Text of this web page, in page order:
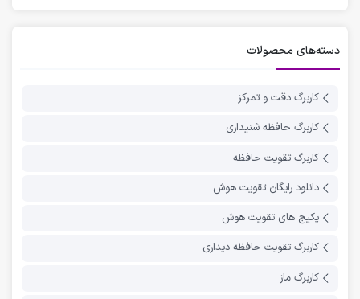
دسته‌های محصولات
کاربرگ دقت و تمرکز
کاربرگ حافظه شنیداری
کاربرگ تقویت حافظه
دانلود رایگان تقویت هوش
پکیج های تقویت هوش
کاربرگ تقویت حافظه دیداری
کاربرگ ماز